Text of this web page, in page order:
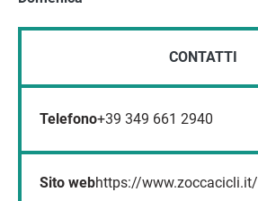
CONTATTI
Telefono+39 349 661 2940
Sito webhttps://www.zoccacicli.it/